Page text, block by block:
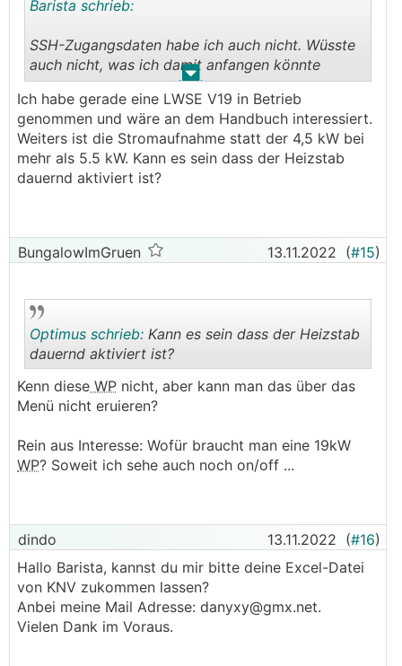
. .
Barista schrieb:
SSH-Zugangsdaten habe ich auch nicht. Wüsste
auch nicht, was ich damit anfangen könnte
Das Installateurhandbuch habe ich im Internet
gefunden. Ist mit "V50" gekennzeichnet und
dürfte schon älter sein. Die bei der
Inbetriebnahme ausgehändigte Hardcopy des
Benutzerhandbuches (ist ein Teil des
Die Logs sehe ich mir öfter an, um das Verhalten
Die Möglichkeit für die Fernwartung möchte ich
bei mir auch einrichten, damit KNV da aus der
Ferne besseren Support geben kann (hatte aber
bis jetzt noch zu wenig Zeit dafür).
Ich habe gerade eine LWSE V19 in Betrieb
genommen und wäre an dem Handbuch interessiert.
Weiters ist die Stromaufnahme statt der 4,5 kW bei
mehr als 5.5 kW. Kann es sein dass der Heizstab
dauernd aktiviert ist?
BungalowImGruen 13.11.2022 (#15)
Optimus schrieb: Kann es sein dass der Heizstab
dauernd aktiviert ist?
Kenn diese WP nicht, aber kann man das über das
Menü nicht eruieren?
Rein aus Interesse: Wofür braucht man eine 19kW
WP? Soweit ich sehe auch noch on/off ...
dindo 13.11.2022 (#16)
Hallo Barista, kannst du mir bitte deine Excel-Datei
von KNV zukommen lassen?
Anbei meine Mail Adresse: danyxy@gmx.net.
Vielen Dank im Voraus.